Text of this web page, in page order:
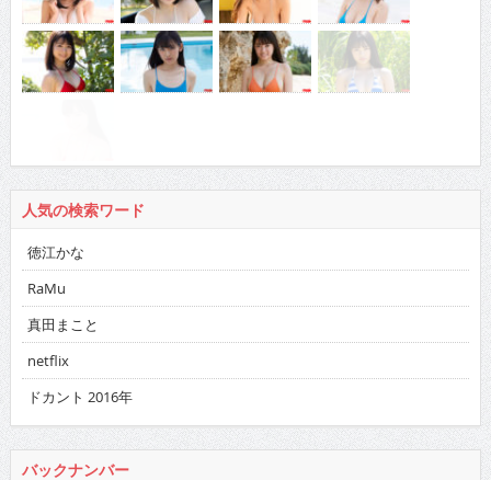
人気の検索ワード
徳江かな
RaMu
真田まこと
netflix
ドカント 2016年
バックナンバー